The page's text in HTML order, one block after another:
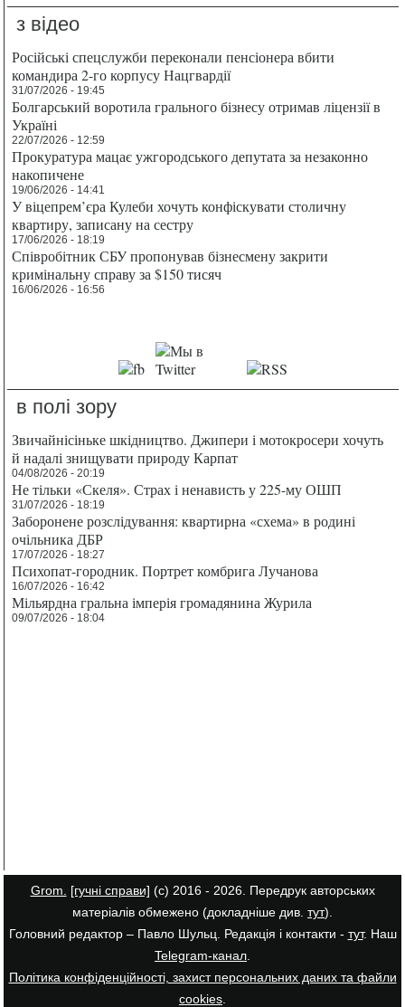
з відео
Російські спецслужби переконали пенсіонера вбити
командира 2-го корпусу Нацгвардії
31/07/2026 - 19:45
Болгарський воротила грального бізнесу отримав ліцензії в
Україні
22/07/2026 - 12:59
Прокуратура мацає ужгородського депутата за незаконно
накопичене
19/06/2026 - 14:41
У віцепрем’єра Кулеби хочуть конфіскувати столичну
квартиру, записану на сестру
17/06/2026 - 18:19
Співробітник СБУ пропонував бізнесмену закрити
кримінальну справу за $150 тисяч
16/06/2026 - 16:56
в полі зору
Звичайнісіньке шкідництво. Джипери і мотокросери хочуть
й надалі знищувати природу Карпат
04/08/2026 - 20:19
Не тільки «Скеля». Страх і ненависть у 225-му ОШП
31/07/2026 - 18:19
Заборонене розслідування: квартирна «схема» в родині
очільника ДБР
17/07/2026 - 18:27
Психопат-городник. Портрет комбрига Лучанова
16/07/2026 - 16:42
Мільярдна гральна імперія громадянина Журила
09/07/2026 - 18:04
Grom. [гучні справи] (с) 2016 - 2026. Передрук авторських
матеріалів обмежено (докладніше див. тут).
Головний редактор – Павло Шульц. Редакція і контакти - тут. Наш
Telegram-канал
Політика конфіденційності, захист персональних даних та файли
cookies